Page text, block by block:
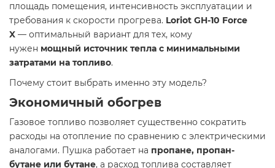
площадь помещения, интенсивность эксплуатации и
требования к скорости прогрева. Loriot GH-10 Force
X — оптимальный вариант для тех, кому
нужен мощный источник тепла с минимальными
затратами на топливо.
Почему стоит выбрать именно эту модель?
Экономичный обогрев
Газовое топливо позволяет существенно сократить
расходы на отопление по сравнению с электрическими
аналогами. Пушка работает на пропане, пропан-
бутане или бутане, а расход топлива составляет